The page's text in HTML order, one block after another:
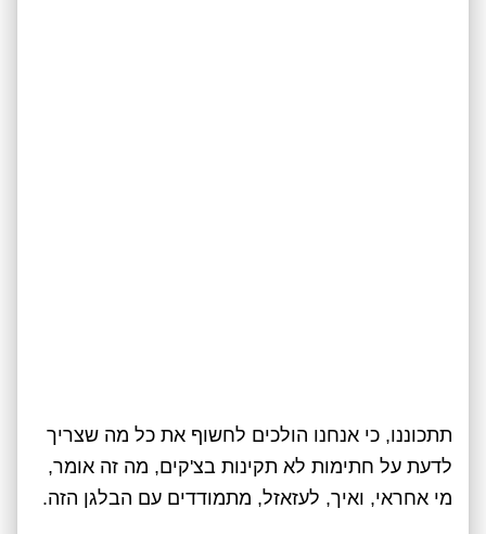
תתכוננו, כי אנחנו הולכים לחשוף את כל מה שצריך
לדעת על חתימות לא תקינות בצ'קים, מה זה אומר,
מי אחראי, ואיך, לעזאזל, מתמודדים עם הבלגן הזה.